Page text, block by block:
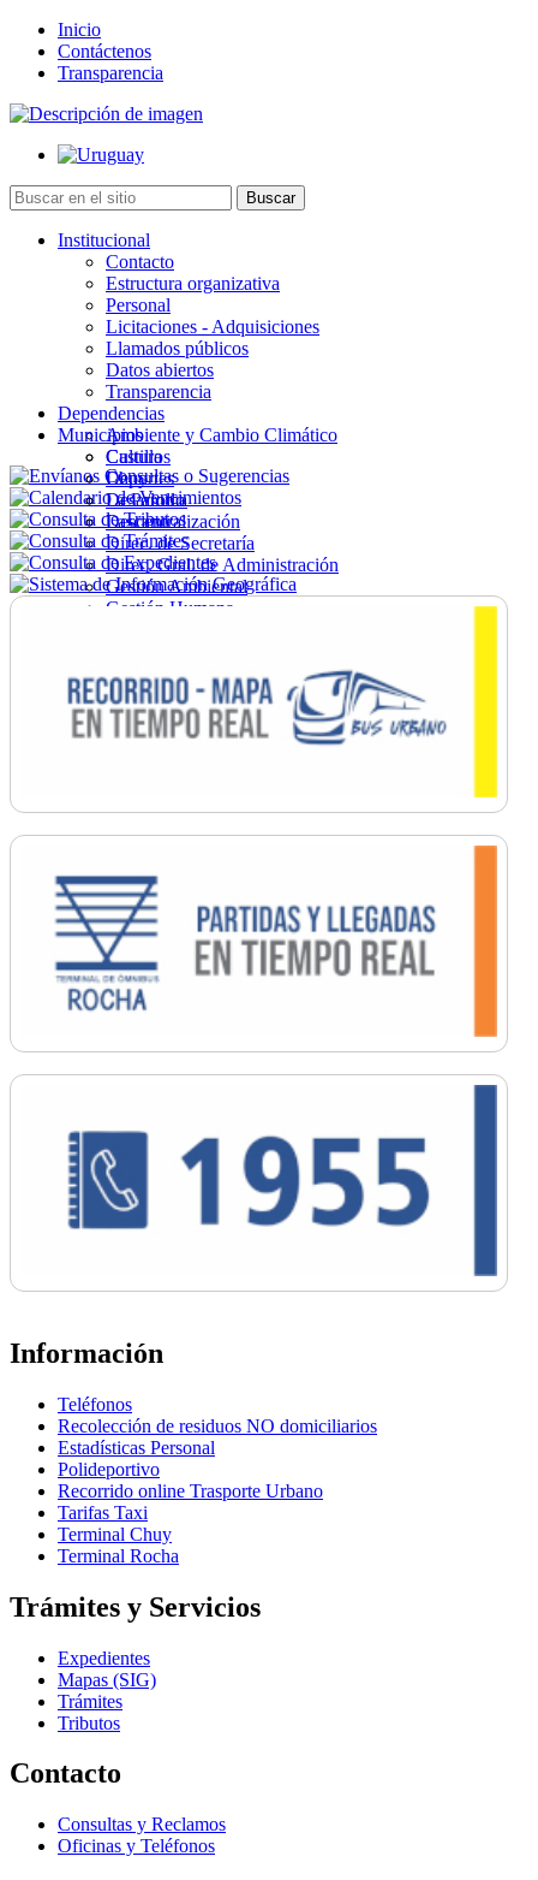
Inicio
Contáctenos
Transparencia
Institucional
Contacto
Estructura organizativa
Personal
Licitaciones - Adquisiciones
Llamados públicos
Datos abiertos
Transparencia
Dependencias
Ambiente y Cambio Climático
Cultura
Deportes
Desarrollo
Descentralización
Direc. de Secretaría
Direc. Gral. de Administración
Gestión Ambiental
Gestión Humana
Ordenamiento
Promoción Social
Salud
Secretaría General
Municipios
Castillos
Chuy
La Paloma
Lascano
Información
Teléfonos
Recolección de residuos NO domiciliarios
Estadísticas Personal
Polideportivo
Recorrido online Trasporte Urbano
Tarifas Taxi
Terminal Chuy
Terminal Rocha
Trámites y Servicios
Expedientes
Mapas (SIG)
Trámites
Tributos
Contacto
Consultas y Reclamos
Oficinas y Teléfonos